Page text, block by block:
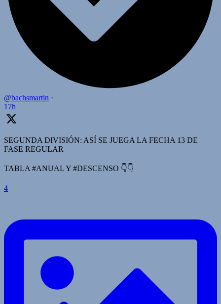
@bachsmartin ·
17h
SEGUNDA DIVISIÓN: ASÍ SE JUEGA LA FECHA 13 DE
FASE REGULAR
TABLA #ANUAL Y #DESCENSO 👇👇
4